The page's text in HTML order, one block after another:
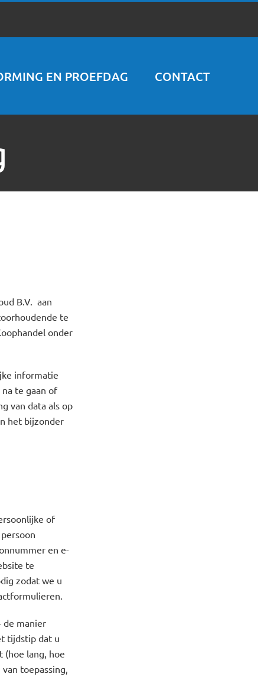
EN PROEFDAG CONTACT
B.V. aan
te
onder
informatie
te gaan of
van data als op
het bijzonder
of
en e-
te
zodat we u
de manier
tijdstip dat u
(hoe lang, hoe
toepassing,